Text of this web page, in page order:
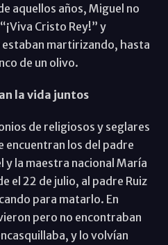
aquellos años, Miguel no
Cristo Rey!” y
estaban martirizando, hasta
de un olivo.
la vida juntos
de religiosos y seglares
encuentran los del padre
y la maestra nacional María
el 22 de julio, al padre Ruiz
para matarlo. En
pero no encontraban
y lo volvían